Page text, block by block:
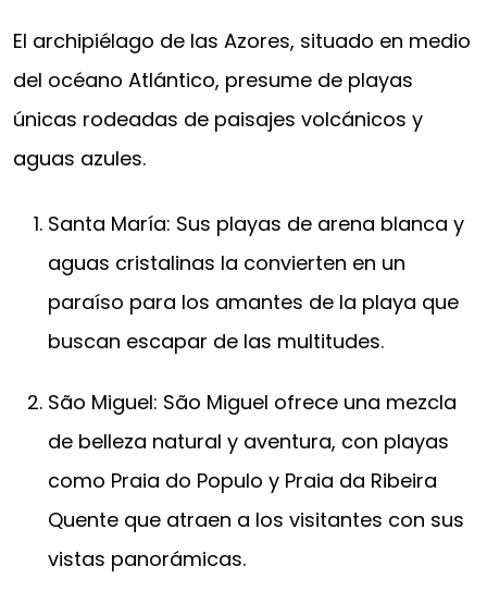
El archipiélago de las Azores, situado en medio
del océano Atlántico, presume de playas
únicas rodeadas de paisajes volcánicos y
aguas azules.
Santa María: Sus playas de arena blanca y
aguas cristalinas la convierten en un
paraíso para los amantes de la playa que
buscan escapar de las multitudes.
São Miguel: São Miguel ofrece una mezcla
de belleza natural y aventura, con playas
como Praia do Populo y Praia da Ribeira
Quente que atraen a los visitantes con sus
vistas panorámicas.